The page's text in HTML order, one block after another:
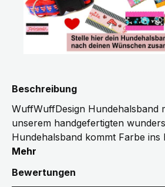
Beschreibung
WuffWuffDesign Hundehalsband
unserem handgefertigten
Hundehalsband kommt Farbe
Mehr
Bewertungen